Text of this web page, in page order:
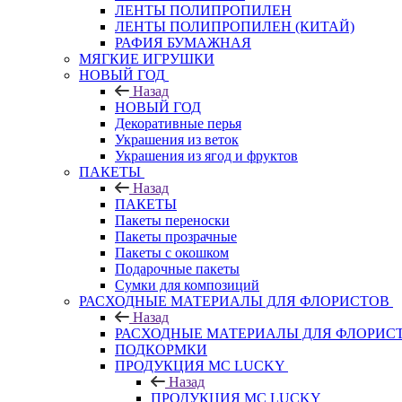
ЛЕНТЫ ПОЛИПРОПИЛЕН
ЛЕНТЫ ПОЛИПРОПИЛЕН (КИТАЙ)
РАФИЯ БУМАЖНАЯ
МЯГКИЕ ИГРУШКИ
НОВЫЙ ГОД
Назад
НОВЫЙ ГОД
Декоративные перья
Украшения из веток
Украшения из ягод и фруктов
ПАКЕТЫ
Назад
ПАКЕТЫ
Пакеты переноски
Пакеты прозрачные
Пакеты с окошком
Подарочные пакеты
Сумки для композиций
РАСХОДНЫЕ МАТЕРИАЛЫ ДЛЯ ФЛОРИСТОВ
Назад
РАСХОДНЫЕ МАТЕРИАЛЫ ДЛЯ
ПОДКОРМКИ
ПРОДУКЦИЯ MC LUCKY
Назад
ПРОДУКЦИЯ MC LUCKY